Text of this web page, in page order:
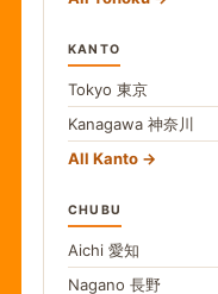
KANTO
Tokyo 東京
Kanagawa 神奈川
All Kanto
CHUBU
Aichi 愛知
Nagano 長野